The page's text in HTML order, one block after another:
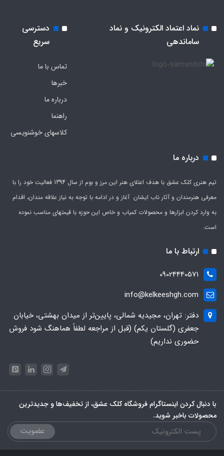
نماد اعتماد الکترونیک و نماد
ساماندهی
دسترسی
سریع
تماس با ما
خبرها
درباره ما
راهنما
کلاسهای خوشنویسی
درباره ما
تیم هنری کلک عشق با هدف اعتلای هنر این مرز و بوم از سال 1394 فعالیت خود را با
معرفی هنرمندان و آثار ناب ایشان آغاز و در ادامه با توجه به نیاز علاقه مندان، اقدام
به وارد کردن ابزارها و محصولات کمیاب و خاص این حوزه با قیمتهای مناسب نموده
است.
ارتباط با ما
09024440571
info@kelkeeshgh.com
دفتر: تهران، مجیدیه شمالی، پایین‌تر از میدان بهشتی، خیابان
جعفری (گلستان یکم) (قبل از مراجعه لطفاً هماهنگ شود فروش
حضوری نداریم)
با دنبال کردن اینستاگرام فروشگاه کلک عشق، از تخفیف‌ها و جدیدترین‌
محصولات باخبر شوید.
عضویت